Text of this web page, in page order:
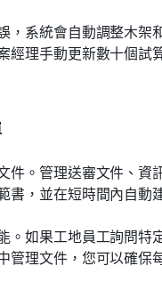
，系統會自動調整木
經理手動更新數十個
件。管理送審文件、
書，並在短時間內自動
。如果工地員工詢問
管理文件，您可以確保